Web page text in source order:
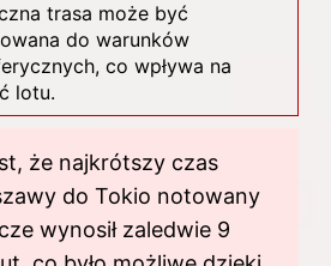
trasa może być
do warunków
co wpływa na
lotu.
że najkrótszy czas
do Tokio notowany
wynosił zaledwie 9